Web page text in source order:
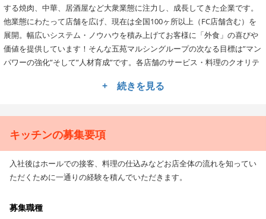
する焼肉、中華、居酒屋など大衆業態に注力し、成長してきた企業です。
他業態にわたって店舗を広げ、現在は全国100ヶ所以上（FC店舗含む）を
展開。幅広いシステム・ノウハウを積み上げてお客様に「外食」の喜びや
価値を提供しています！そんな五苑マルシングループの次なる目標は”マン
パワーの強化”そして”人材育成”です。各店舗のサービス・料理のクオリテ
オペレーションの構築、企画販促、数値管理、店舗立ち上げなど多岐にわ
たる業務で活躍できるチャンスがありますので、まずは自らの得意分野を
店長、SV、営業課長などキャリアアップできる環境も整っていますよ！。
五苑マルシングループでは、全従業員を対象にした「セブンスター」制度
+ 続きを見る
キッチンの募集要項
入社後はホールでの接客、料理の仕込みなどお店全体の流れを知ってい
ただくために一通りの経験を積んでいただきます。
募集職種